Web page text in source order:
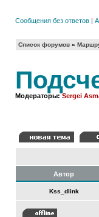
Сообщения без ответов |
Список форумов »
Модераторы:Sergei
Автор
Kss_dlink